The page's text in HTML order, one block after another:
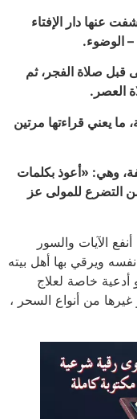
عنها دار الإفتاء
الوضوء.
قبل صلاة الفجر، ثم
العصر.
ما يعني قراءتها مرتين
وهي: «أعوذ بكلمات
التضرع للمولى عز
الآيات والسور
نفسه ويرقي بها أهل بيته
أدعية خاصة لعلاج
من أنواع السحر ،